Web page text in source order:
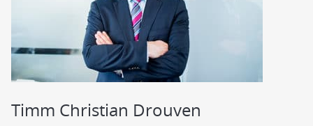
Timm Christian Drouven